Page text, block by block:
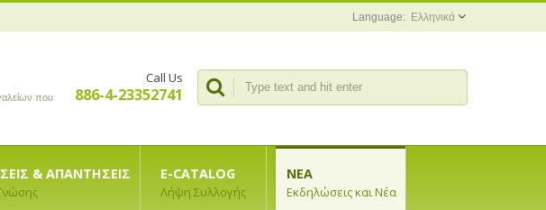
Ελληνικά
που
Call Us
886-4-23352741
& ΑΠΑΝΤΉΣΕΙΣ E-CATALOG
Λήψη Συλλογής
ΝΈΑ
Εκδηλώσεις και Νέα